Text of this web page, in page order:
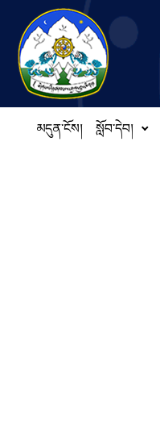
Skip to main content
མདུན་ངོས། སློབ་དེབ།